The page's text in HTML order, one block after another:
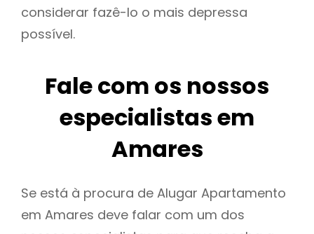
considerar fazê-lo o mais depressa
possível.
Fale com os nossos
especialistas em
Amares
Se está à procura de Alugar Apartamento
em Amares deve falar com um dos